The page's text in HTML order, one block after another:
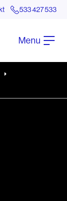
533 427 533
Menu